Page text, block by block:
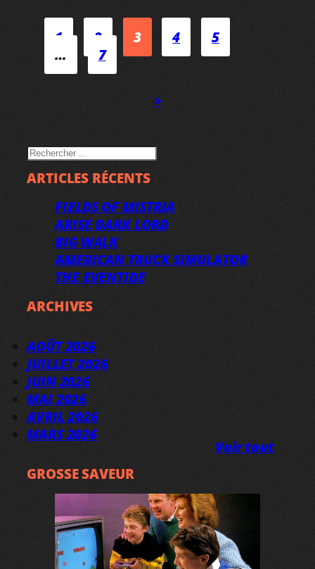
1 2 3 4
5
…
7
>
RECHERCHER
ARTICLES RÉCENTS
FIELDS OF MISTRIA
ARISE DARK LORD
BIG WALK
AMERICAN TRUCK SIMULATOR
THE EVENTIDE
ARCHIVES
AOÛT 2026
JUILLET 2026
JUIN 2026
MAI 2026
AVRIL 2026
MARS 2026
Voir tout
GROSSE SAVEUR